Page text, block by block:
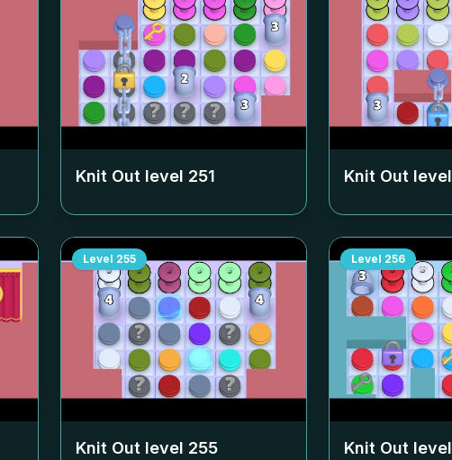
Knit Out level 251 Knit Out level
Level 255
Knit Out level 255
Level 256
Knit Out level